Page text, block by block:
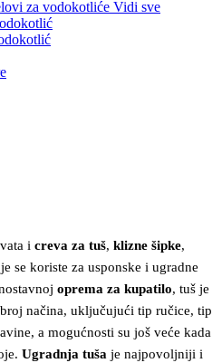
za vodokotliće Vidi sve
i creva za tuš, klizne šipke,
se koriste za usponske i ugradne
oprema za kupatilo, tuš je
načina, uključujući tip ručice, tip
a mogućnosti su još veće kada
Ugradnja tuša je najpovoljniji i